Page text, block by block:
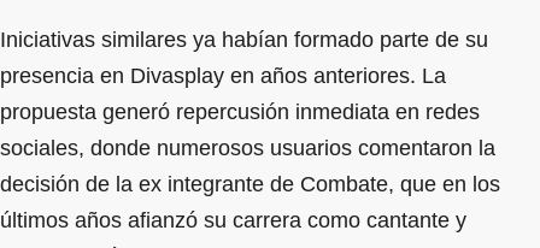
Iniciativas similares ya habían formado parte de su
presencia en Divasplay en años anteriores. La
propuesta generó repercusión inmediata en redes
sociales, donde numerosos usuarios comentaron la
decisión de la ex integrante de Combate, que en los
últimos años afianzó su carrera como cantante y